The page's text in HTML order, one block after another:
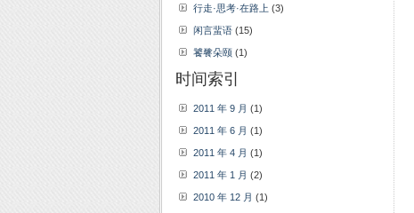
行走·思考·在路上 (3)
闲言蜚语 (15)
饕餮朵颐 (1)
时间索引
2011 年 9 月 (1)
2011 年 6 月 (1)
2011 年 4 月 (1)
2011 年 1 月 (2)
2010 年 12 月 (1)